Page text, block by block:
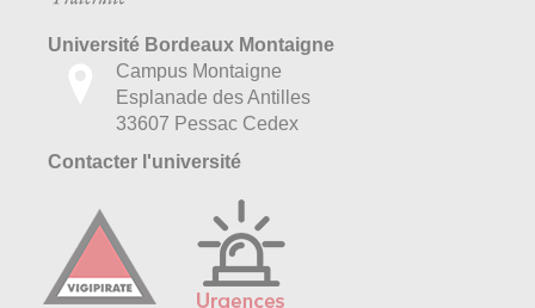
Université Bordeaux Montaigne
Campus Montaigne
Esplanade des Antilles
33607 Pessac Cedex
Contacter l'université